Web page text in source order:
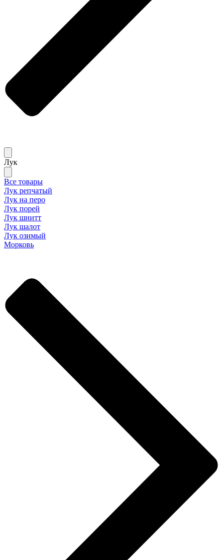
Лук
Все товары
Лук репчатый
Лук на перо
Лук порей
Лук шнитт
Лук шалот
Лук озимый
Морковь